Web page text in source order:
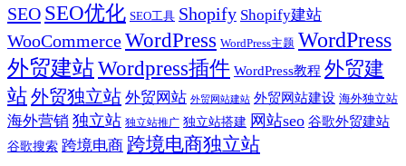
SEO SEO优化 SEO工具 Shopify Shopify建站
WooCommerceWordPress WordPress主题 WordPress
外贸建站Wordpress插件 WordPress教程 外贸建
站外贸独立站 外贸网站 外贸网站建站 外贸网站建设 海外独立站
海外营销 独立站 独立站推广 独立站搭建 网站seo 谷歌外贸建站
谷歌搜索 跨境电商 跨境电商独立站